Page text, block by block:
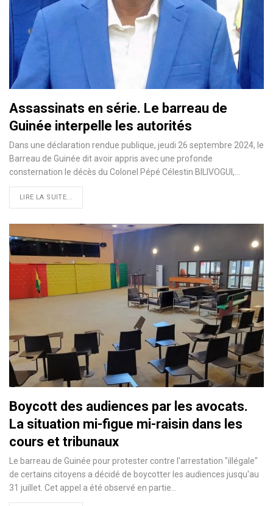
Assassinats en série. Le barreau de
Guinée interpelle les autorités
Dans une déclaration rendue publique, jeudi 26 septembre 2024, le
Barreau de Guinée dit avoir appris avec une profonde
consternation le décès du Colonel Pépé Célestin BILIVOGUI,…
LIRE LA SUITE...
Boycott des audiences par les avocats.
La situation mi-figue mi-raisin dans les
cours et tribunaux
Le barreau de Guinée pour protester contre l'arrestation "illégale"
de certains citoyens a décidé de boycotter les audiences jusqu'au
31 juillet. Cet appel a été observé en partie…